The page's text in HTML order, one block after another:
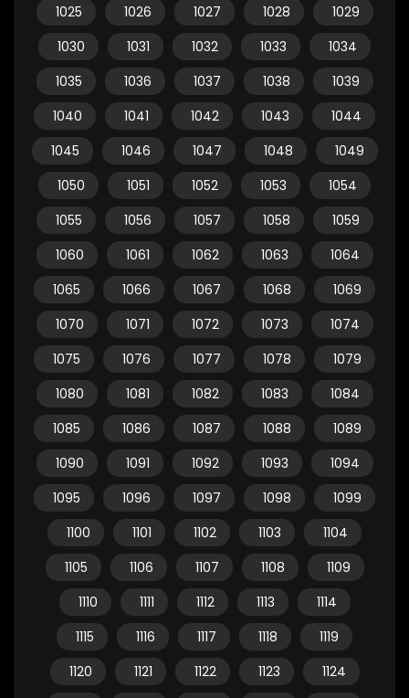
1025
1026 1027 1028
1029
1030
1031 1032 1033
1034
1035
1036 1037 1038
1039
1040
1041 1042 1043
1044
1045
1046 1047 1048
1049
1050
1051 1052 1053
1054
1055
1056 1057 1058
1059
1060
1061 1062 1063
1064
1065
1066 1067 1068
1069
1070
1071 1072 1073
1074
1075
1076 1077 1078
1079
1080
1081 1082 1083
1084
1085
1086 1087 1088
1089
1090
1091 1092 1093
1094
1095
1096 1097 1098
1099
1100
1101 1102 1103
1104
1105
1106 1107 1108
1109
1110
1111 1112 1113
1114
1115
1116 1117 1118
1119
1120
1121 1122 1123
1124